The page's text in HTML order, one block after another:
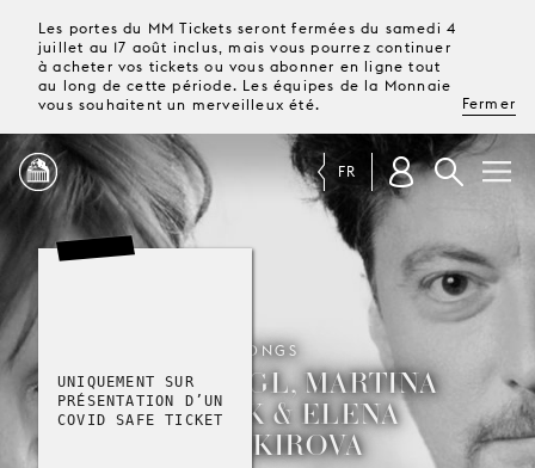
Les portes du MM Tickets seront fermées du samedi 4
juillet au 17 août inclus, mais vous pourrez continuer
à acheter vos tickets ou vous abonner en ligne tout
au long de cette période. Les équipes de la Monnaie
vous souhaitent un merveilleux été.
Fermer
PROGRAMME
TICKETS &
ABONNEMENTS
FR
UNIQUEMENT SUR
PRÉSENTATION D’UN
COVID SAFE TICKET
SONGS
GEORG NIGL, MARTINA
GEDECK & ELENA
BASHKIROVA